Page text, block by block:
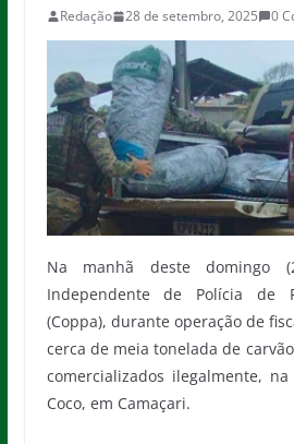
Redação 28 de setembro, 2025 0
Na manhã deste domingo
Independente de Polícia de
(Coppa), durante operação de
cerca de meia tonelada de
comercializados ilegalmente,
Coco, em Camaçari.